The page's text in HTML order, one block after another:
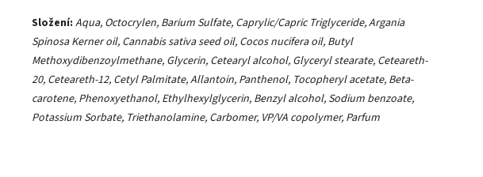
Složení: Aqua, Octocrylen, Barium Sulfate, Caprylic/Capric Triglyceride, Argania
Spinosa Kerner oil, Cannabis sativa seed oil, Cocos nucifera oil, Butyl
Methoxydibenzoylmethane, Glycerin, Cetearyl alcohol, Glyceryl stearate, Ceteareth-
20, Ceteareth-12, Cetyl Palmitate, Allantoin, Panthenol, Tocopheryl acetate, Beta-
carotene, Phenoxyethanol, Ethylhexylglycerin, Benzyl alcohol, Sodium benzoate,
Potassium Sorbate, Triethanolamine, Carbomer, VP/VA copolymer, Parfum